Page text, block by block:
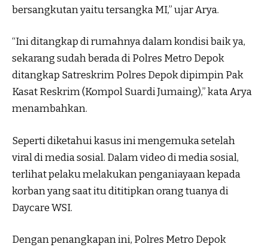
bersangkutan yaitu tersangka MI,” ujar Arya.
“Ini ditangkap di rumahnya dalam kondisi baik ya,
sekarang sudah berada di Polres Metro Depok
ditangkap Satreskrim Polres Depok dipimpin Pak
Kasat Reskrim (Kompol Suardi Jumaing),” kata Arya
menambahkan.
Seperti diketahui kasus ini mengemuka setelah
viral di media sosial. Dalam video di media sosial,
terlihat pelaku melakukan penganiayaan kepada
korban yang saat itu dititipkan orang tuanya di
Daycare WSI.
Dengan penangkapan ini, Polres Metro Depok